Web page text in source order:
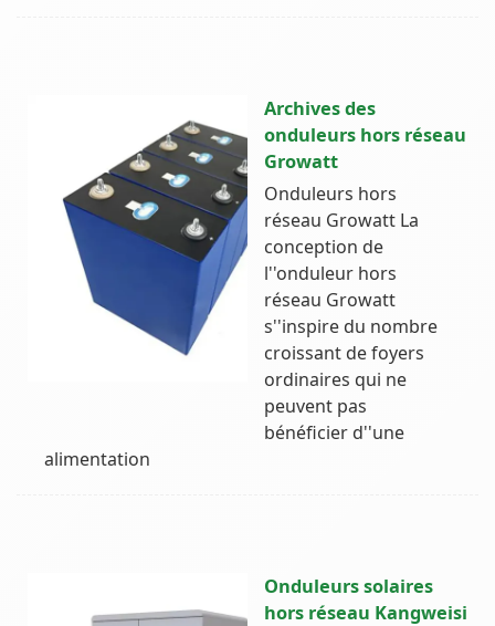
Archives des
onduleurs hors réseau
Growatt
Onduleurs hors
réseau Growatt La
conception de
l''onduleur hors
réseau Growatt
s''inspire du nombre
croissant de foyers
ordinaires qui ne
peuvent pas
bénéficier d''une
alimentation
Onduleurs solaires
hors réseau Kangweisi